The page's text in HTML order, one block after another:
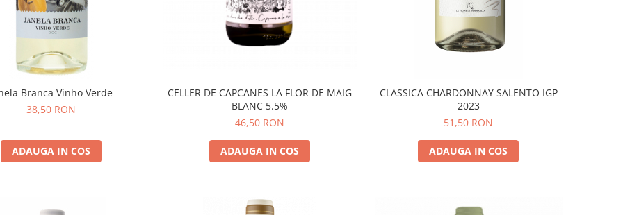
Branca Vinho Verde
38,50 RON
ADAUGA IN COS
CELLER DE CAPCANES LA FLOR DE MAIG
BLANC 5.5%
46,50 RON
ADAUGA IN COS
CLASSICA CHARDONNAY SALENTO IGP
2023
51,50 RON
ADAUGA IN COS